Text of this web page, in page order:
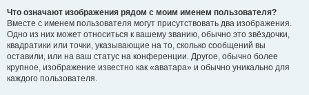
Что означают изображения рядом с моим именем пользователя?
Вместе с именем пользователя могут присутствовать два изображения.
Одно из них может относиться к вашему званию, обычно это звёздочки,
квадратики или точки, указывающие на то, сколько сообщений вы
оставили, или на ваш статус на конференции. Другое, обычно более
крупное, изображение известно как «аватара» и обычно уникально для
каждого пользователя.